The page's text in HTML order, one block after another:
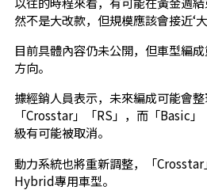
然不是大改款，但規模應該會接近‘
目前具體內容仍未公開，但車型編
方向。
據經銷人員表示，未來編成可能會整
「Crosstar」「RS」，而「Basic
級有可能被取消。
動力系統也將重新調整，「
Hybrid專用車型。